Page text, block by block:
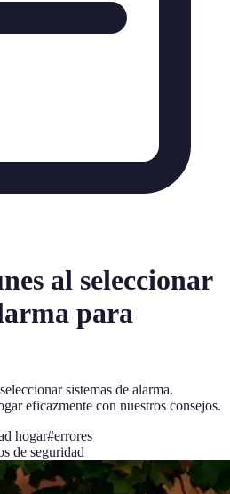
al seleccionar
para
sistemas de alarma.
eficazmente con nuestros consejos.
hogar#errores
de seguridad